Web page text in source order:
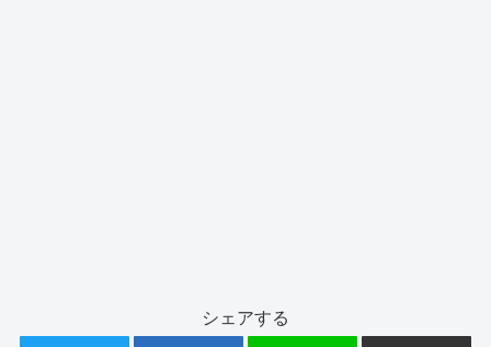
シェアする